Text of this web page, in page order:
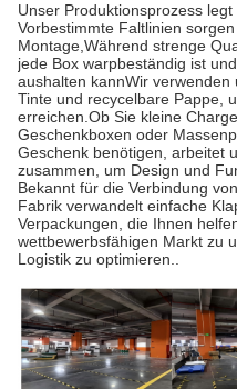
Unser Produktionsprozess
Vorbestimmte Faltlinien
Montage,Während strenge
jede Box warpbeständig ist
aushalten kannWir
Tinte und recycelbare Pappe,
erreichen.Ob Sie kleine
Geschenkboxen oder
Geschenk benötigen, arbeitet
zusammen, um Design und
Bekannt für die Verbindung
Fabrik verwandelt einfache
Verpackungen, die Ihnen
wettbewerbsfähigen Markt zu
Logistik zu optimieren..